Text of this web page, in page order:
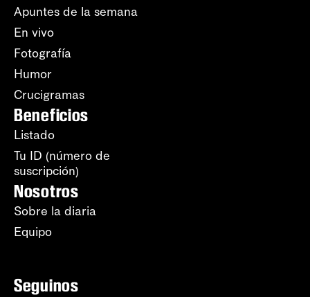
Apuntes de la semana
En vivo
Fotografía
Humor
Crucigramas
Beneficios
Listado
Tu ID (número de
suscripción)
Nosotros
Sobre la diaria
Equipo
Seguinos